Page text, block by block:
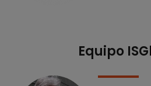
Equipo